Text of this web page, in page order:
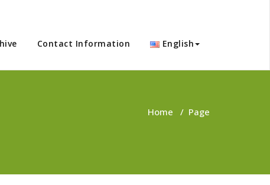
Contact Information English
Home / Page